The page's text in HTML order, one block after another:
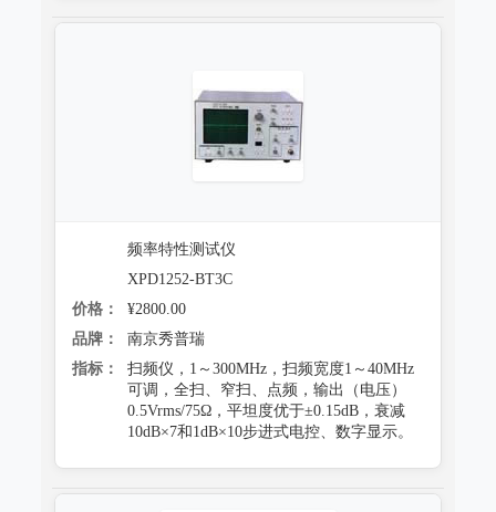
频率特性测试仪
XPD1252-BT3C
价格：
¥2800.00
品牌：
南京秀普瑞
指标：
扫频仪，1～300MHz，扫频宽度1～40MHz
可调，全扫、窄扫、点频，输出（电压）
0.5Vrms/75Ω，平坦度优于±0.15dB，衰减
10dB×7和1dB×10步进式电控、数字显示。